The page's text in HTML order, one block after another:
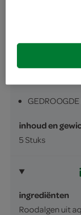
inhoud en
5 Stuks
ingrediënten
Roodalgen uit